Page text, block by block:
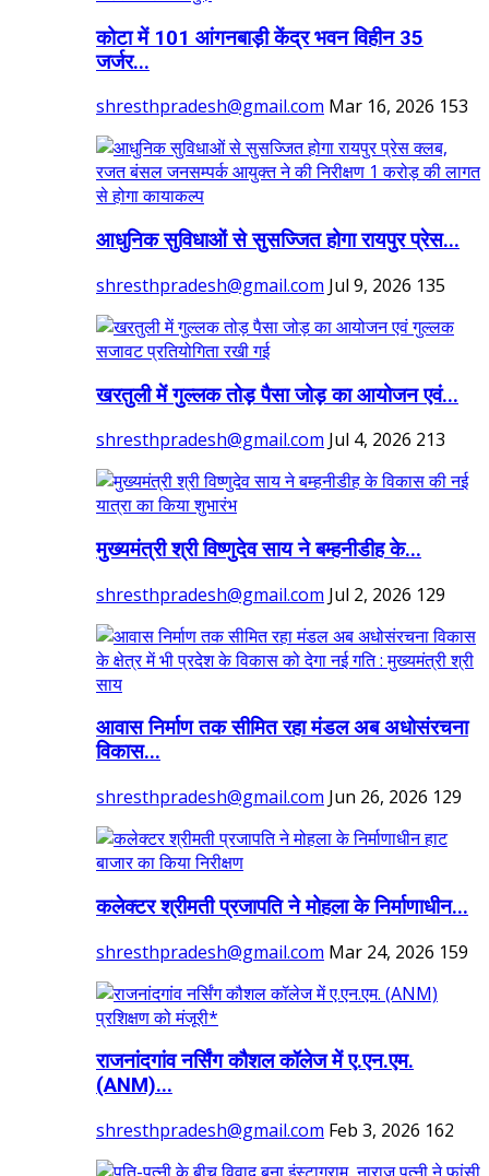
कोटा में 101 आंगनबाड़ी केंद्र भवन विहीन 35
जर्जर...
shresthpradesh@gmail.com Mar 16, 2026 153
आधुनिक सुविधाओं से सुसज्जित होगा रायपुर प्रेस...
shresthpradesh@gmail.com Jul 9, 2026 135
खरतुली में गुल्लक तोड़ पैसा जोड़ का आयोजन एवं...
shresthpradesh@gmail.com Jul 4, 2026 213
मुख्यमंत्री श्री विष्णुदेव साय ने बम्हनीडीह के...
shresthpradesh@gmail.com Jul 2, 2026 129
आवास निर्माण तक सीमित रहा मंडल अब अधोसंरचना
विकास...
shresthpradesh@gmail.com Jun 26, 2026 129
कलेक्टर श्रीमती प्रजापति ने मोहला के निर्माणाधीन...
shresthpradesh@gmail.com Mar 24, 2026 159
राजनांदगांव नर्सिंग कौशल कॉलेज में ए.एन.एम.
(ANM)...
shresthpradesh@gmail.com Feb 3, 2026 162